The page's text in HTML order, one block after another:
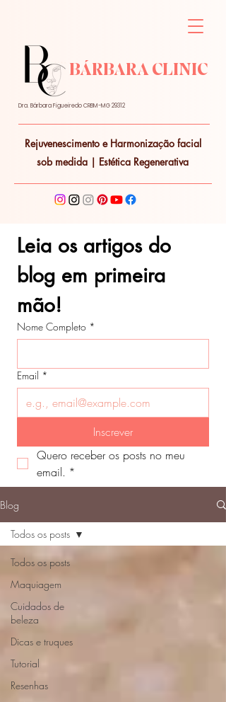
BÁRBARA CLINIC
Dra. Bárbara Figueiredo CRBM-MG 29312
Rejuvenescimento e Harmonização facial
sob medida | Estética Regenerativa
Leia os artigos do
blog em primeira
mão!
Nome Completo *
Email *
Inscrever
Quero receber os posts no meu
email. *
Blog
Todos os posts
Maquiagem
Cuidados de
beleza
Dicas e truques
Tutorial
Resenhas
Todos os posts